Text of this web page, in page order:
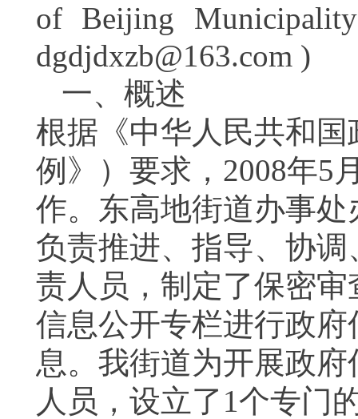
of Beijing
dgdjdxzb@163.com )
一、概述
根据《中华人民共和
例》）要求， 2008年5
作。东高地街道办事
负责推进、指导、协
责人员，制定了保密
信息公开专栏进行政
息。我街道为开展政
人员，设立了 1个专门